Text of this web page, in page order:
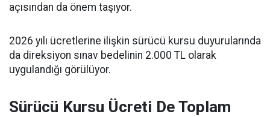
açısından da önem taşıyor.
2026 yılı ücretlerine ilişkin sürücü kursu duyurularında
da direksiyon sınav bedelinin 2.000 TL olarak
uygulandığı görülüyor.
Sürücü Kursu Ücreti De Toplam